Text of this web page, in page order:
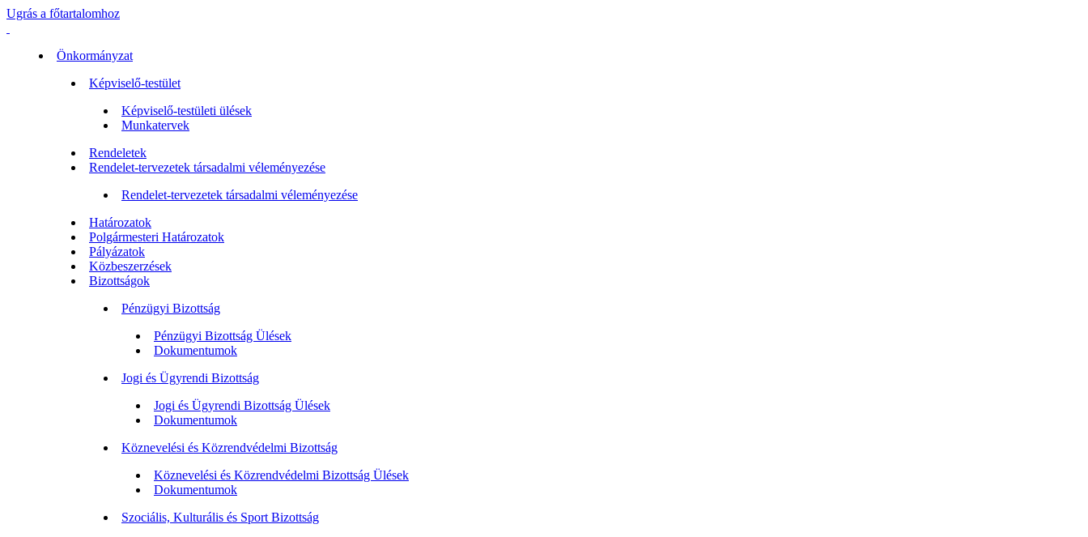
Ugrás a főtartalomhoz
Önkormányzat
Képviselő-testület
Képviselő-testületi ülések
Munkatervek
Rendeletek
Rendelet-tervezetek társadalmi véleményezése
Rendelet-tervezetek társadalmi véleményezése
Határozatok
Polgármesteri Határozatok
Pályázatok
Közbeszerzések
Bizottságok
Pénzügyi Bizottság
Pénzügyi Bizottság Ülések
Dokumentumok
Jogi és Ügyrendi Bizottság
Jogi és Ügyrendi Bizottság Ülések
Dokumentumok
Köznevelési és Közrendvédelmi Bizottság
Köznevelési és Közrendvédelmi Bizottság Ülések
Dokumentumok
Szociális, Kulturális és Sport Bizottság